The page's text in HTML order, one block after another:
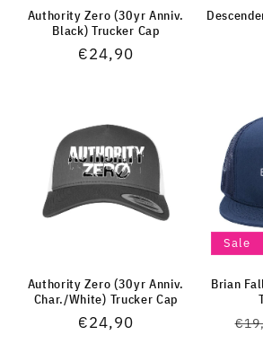
Authority Zero (30yr Anniv.
Black) Trucker Cap
Normaler
€24,90
Authority Zero (30yr Anniv.
Char./White) Trucker Cap
Normaler
€24,90
Sale
Brian